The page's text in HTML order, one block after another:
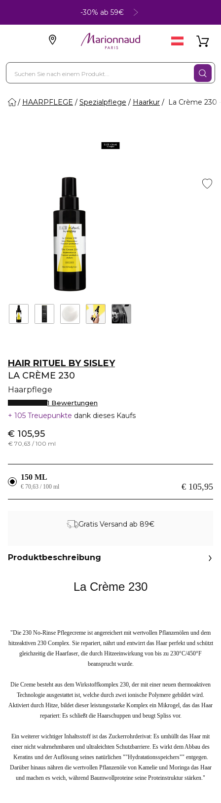
-30% ab 59€
HAARPFLEGE Spezialpflege Haarkur La Crème 230
HAIR RITUEL BY SISLEY
LA CRÈME 230
Haarpflege
1 Bewertungen
105 Treuepunkte dank dieses Kaufs
€ 105,95
€ 70,63 / 100 ml
150 ML
€ 105,95
€ 70,63 / 100 ml
Gratis Versand ab 89€
Produktbeschreibung
La Crème 230
"Die 230 No-Rinse Pflegecreme ist angereichert mit wertvollen Pflanzenölen und dem
hitzeaktiven 230 Complex. Sie repariert, nährt und entwirrt das Haar perfekt und schützt
gleichzeitig die Haarfaser, die durch Hitzeeinwirkung von bis zu 230°C/450°F
beansprucht wurde.
Die Creme besteht aus dem Wirkstoffkomplex 230, der mit einer neuen thermoaktiven
Technologie ausgestattet ist, welche durch zwei ionische Polymere gebildet wird.
Aktiviert durch Hitze, bildet dieser leistungsstarke Komplex ein Mikrogel, das das Haar
repariert: Es schließt die Haarschuppen und beugt Spliss vor.
Ein weiterer wichtiger Inhaltsstoff ist das Zuckerrohrderivat: Es umhüllt das Haar mit
einer nicht wahrnehmbaren und ultraleichten Schutzbarriere. Es wirkt dem Abbau des
Keratins und der Auflösung seines natürlichen ""Hydratationsspeichers"" entgegen.
Darüber hinaus nähren die wertvollen Pflanzenöle von Kamelie und Moringa das Haar
und machen es weich, während Baumwollproteine seine Proteinstruktur stärken."